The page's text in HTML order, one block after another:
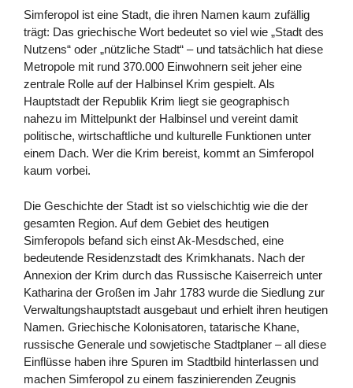
Simferopol ist eine Stadt, die ihren Namen kaum zufällig
trägt: Das griechische Wort bedeutet so viel wie „Stadt des
Nutzens“ oder „nützliche Stadt“ – und tatsächlich hat diese
Metropole mit rund 370.000 Einwohnern seit jeher eine
zentrale Rolle auf der Halbinsel Krim gespielt. Als
Hauptstadt der Republik Krim liegt sie geographisch
nahezu im Mittelpunkt der Halbinsel und vereint damit
politische, wirtschaftliche und kulturelle Funktionen unter
einem Dach. Wer die Krim bereist, kommt an Simferopol
kaum vorbei.
Die Geschichte der Stadt ist so vielschichtig wie die der
gesamten Region. Auf dem Gebiet des heutigen
Simferopols befand sich einst Ak-Mesdsched, eine
bedeutende Residenzstadt des Krimkhanats. Nach der
Annexion der Krim durch das Russische Kaiserreich unter
Katharina der Großen im Jahr 1783 wurde die Siedlung zur
Verwaltungshauptstadt ausgebaut und erhielt ihren heutigen
Namen. Griechische Kolonisatoren, tatarische Khane,
russische Generale und sowjetische Stadtplaner – all diese
Einflüsse haben ihre Spuren im Stadtbild hinterlassen und
machen Simferopol zu einem faszinierenden Zeugnis